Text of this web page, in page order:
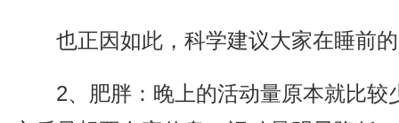
也正因如此，科学建议大家在睡前
2、肥胖：晚上的活动量原本就比